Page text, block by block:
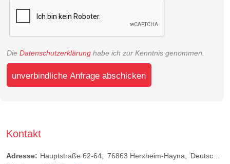
Die Datenschutzerklärung habe ich zur Kenntnis genommen.
unverbindliche Anfrage abschicken
Kontakt
Adresse: Hauptstraße 62-64 76863 Herxheim-Hayna
Deutschland